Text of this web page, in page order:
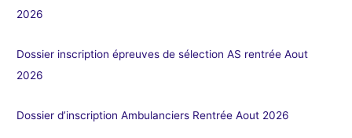
2026
Dossier inscription épreuves de sélection AS rentrée Aout
2026
Dossier d’inscription Ambulanciers Rentrée Aout 2026